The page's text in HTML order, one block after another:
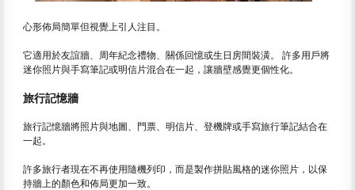
心形佈局簡單但視覺上引人注目。
它適用於友誼牆、周年紀念禮物、關係回憶或生日房間裝潢。 許多用戶將
迷你照片與手寫筆記或明信片混合在一起，讓牆壁感覺更個性化。
旅行記憶牆
旅行記憶牆將照片與地圖、門票、明信片、登機牌或手寫旅行筆記結合在
一起。
許多旅行者現在不再使用隨機列印，而是製作拼貼風格的迷你照片，以保
持牆上的顏色和佈局更加一致。